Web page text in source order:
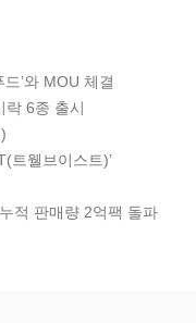
’와 MOU 체결
락 6종 출시
트웰브이스트)’
적 판매량 2억팩 돌파